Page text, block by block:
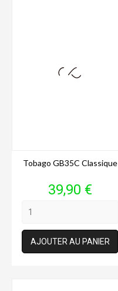
Tobago GB35C Classique
Prix
39,90 €
AJOUTER AU PANIER